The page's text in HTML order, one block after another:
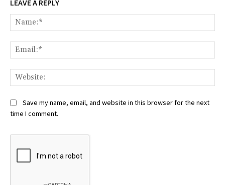
LEAVE A REPLY
Save my name, email, and website in this browser for the next
time I comment.